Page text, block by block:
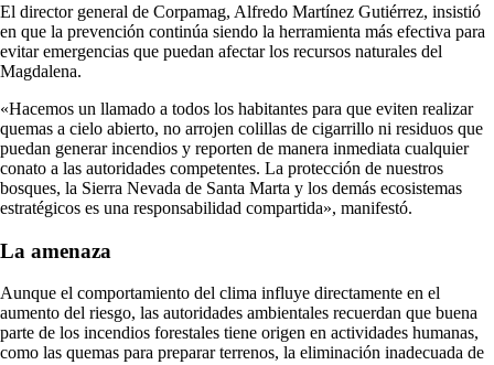
El director general de Corpamag, Alfredo Martínez Gutiérrez, insistió
en que la prevención continúa siendo la herramienta más efectiva para
evitar emergencias que puedan afectar los recursos naturales del
Magdalena.
«Hacemos un llamado a todos los habitantes para que eviten realizar
quemas a cielo abierto, no arrojen colillas de cigarrillo ni residuos que
puedan generar incendios y reporten de manera inmediata cualquier
conato a las autoridades competentes. La protección de nuestros
bosques, la Sierra Nevada de Santa Marta y los demás ecosistemas
estratégicos es una responsabilidad compartida», manifestó.
La amenaza
Aunque el comportamiento del clima influye directamente en el
aumento del riesgo, las autoridades ambientales recuerdan que buena
parte de los incendios forestales tiene origen en actividades humanas,
como las quemas para preparar terrenos, la eliminación inadecuada de